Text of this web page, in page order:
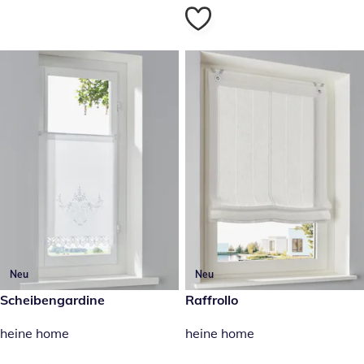
Neu
14,99 €
Scheibengardine
heine home
Neu
34,99 €
Raffrollo
heine home